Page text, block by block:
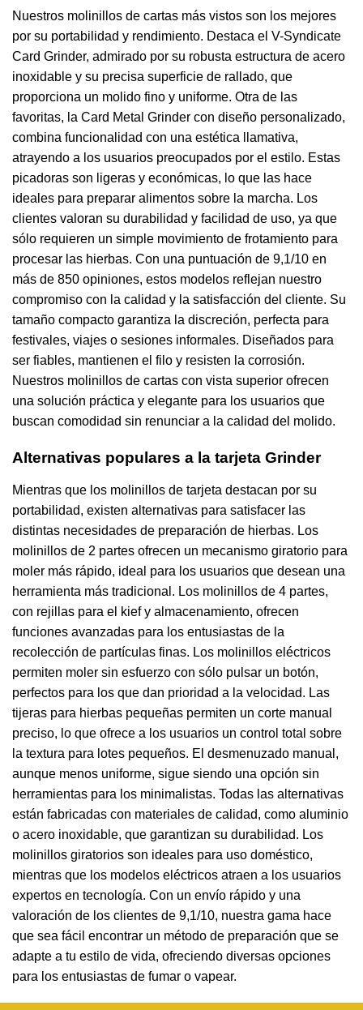
Nuestros molinillos de cartas más vistos son los mejores
por su portabilidad y rendimiento. Destaca el V-Syndicate
Card Grinder, admirado por su robusta estructura de acero
inoxidable y su precisa superficie de rallado, que
proporciona un molido fino y uniforme. Otra de las
favoritas, la Card Metal Grinder con diseño personalizado,
combina funcionalidad con una estética llamativa,
atrayendo a los usuarios preocupados por el estilo. Estas
picadoras son ligeras y económicas, lo que las hace
ideales para preparar alimentos sobre la marcha. Los
clientes valoran su durabilidad y facilidad de uso, ya que
sólo requieren un simple movimiento de frotamiento para
procesar las hierbas. Con una puntuación de 9,1/10 en
más de 850 opiniones, estos modelos reflejan nuestro
compromiso con la calidad y la satisfacción del cliente. Su
tamaño compacto garantiza la discreción, perfecta para
festivales, viajes o sesiones informales. Diseñados para
ser fiables, mantienen el filo y resisten la corrosión.
Nuestros molinillos de cartas con vista superior ofrecen
una solución práctica y elegante para los usuarios que
buscan comodidad sin renunciar a la calidad del molido.
Alternativas populares a la tarjeta Grinder
Mientras que los molinillos de tarjeta destacan por su
portabilidad, existen alternativas para satisfacer las
distintas necesidades de preparación de hierbas. Los
molinillos de 2 partes ofrecen un mecanismo giratorio para
moler más rápido, ideal para los usuarios que desean una
herramienta más tradicional. Los molinillos de 4 partes,
con rejillas para el kief y almacenamiento, ofrecen
funciones avanzadas para los entusiastas de la
recolección de partículas finas. Los molinillos eléctricos
permiten moler sin esfuerzo con sólo pulsar un botón,
perfectos para los que dan prioridad a la velocidad. Las
tijeras para hierbas pequeñas permiten un corte manual
preciso, lo que ofrece a los usuarios un control total sobre
la textura para lotes pequeños. El desmenuzado manual,
aunque menos uniforme, sigue siendo una opción sin
herramientas para los minimalistas. Todas las alternativas
están fabricadas con materiales de calidad, como aluminio
o acero inoxidable, que garantizan su durabilidad. Los
molinillos giratorios son ideales para uso doméstico,
mientras que los modelos eléctricos atraen a los usuarios
expertos en tecnología. Con un envío rápido y una
valoración de los clientes de 9,1/10, nuestra gama hace
que sea fácil encontrar un método de preparación que se
adapte a tu estilo de vida, ofreciendo diversas opciones
para los entusiastas de fumar o vapear.